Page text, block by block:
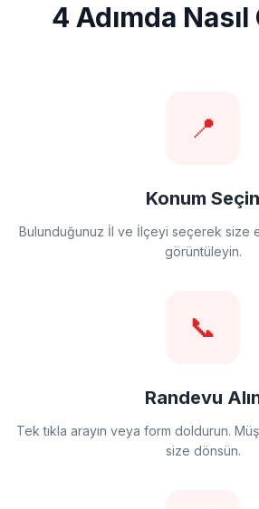
4 Adımda Nasıl
📍
Konum Seçin
Bulunduğunuz İl ve İlçeyi seçerek size
görüntüleyin.
📞
Randevu
Tek tıkla arayın veya form doldurun.
size dönsün.